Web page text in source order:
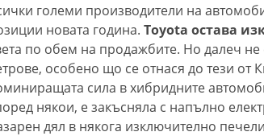
големи производители на
новата година. Toyota остава
по обем на продажбите. Но далеч
особено що се отнася до тези от
сила в хибридните
някои, е закъсняла с напълно
дял в някога изключително